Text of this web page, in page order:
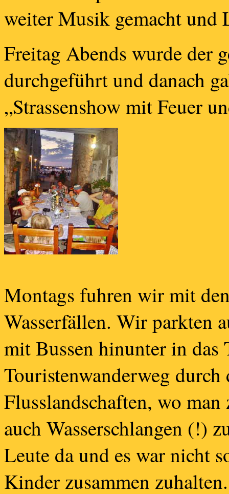
weiter Musik gemacht und
Freitag Abends wurde der
durchgeführt und danach
„Strassenshow mit Feuer
Montags fuhren wir mit
Wasserfällen. Wir parkten
mit Bussen hinunter in das
Touristenwanderweg
Flusslandschaften, wo
auch Wasserschlangen (!)
Leute da und es war nicht
Kinder zusammen zuhalten.